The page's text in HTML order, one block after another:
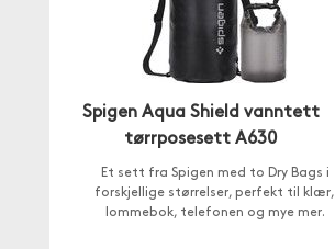
Spigen Aqua Shield vanntett
tørrposesett A630
Et sett fra Spigen med to Dry Bags i
forskjellige størrelser, perfekt til klær,
lommebok, telefonen og mye mer.